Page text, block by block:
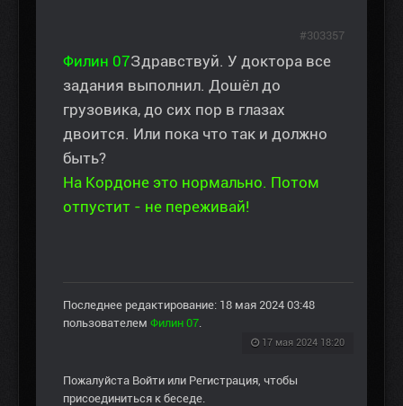
Филин 07Здравствуй. У доктора все
задания выполнил. Дошёл до
грузовика, до сих пор в глазах
двоится. Или пока что так и должно
быть?
На Кордоне это нормально. Потом
отпустит - не переживай!
Последнее редактирование: 18 мая 2024 03:48
пользователем Филин 07
17 мая 2024 18:20
#303357
Пожалуйста Войти или Регистрация , чтобы
присоединиться к беседе.